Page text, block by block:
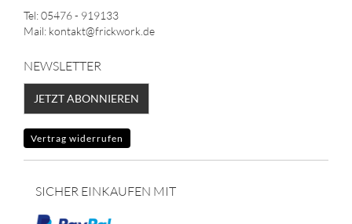
Tel: 05476 - 919133
Mail: kontakt@frickwork.de
NEWSLETTER
JETZT ABONNIEREN
Vertrag widerrufen
SICHER EINKAUFEN MIT